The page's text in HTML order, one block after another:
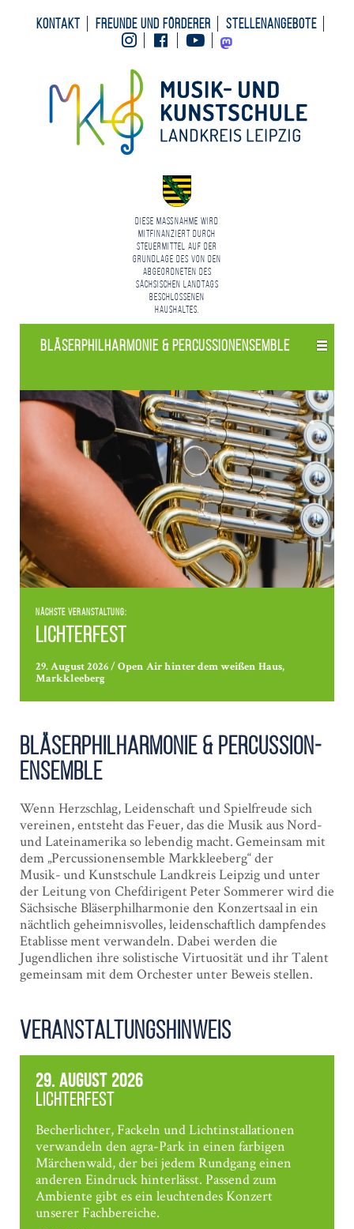
Kontakt Freunde und Förderer
Stellenangebote
InstagramFacebookYoutubeMastodon
Diese Maßnahme wird
mitfinanziert durch
Steuermittel auf der
Grundlage des von den
Abgeordneten des
Sächsischen Landtags
beschlossenen
Haushaltes.
Bläser­philharmonie & Percussion­ensemble
Nächste Veranstaltung:
Lichterfest
29. August 2026 / Open Air hinter dem weißen Haus,
Markkleeberg
Bläser­philharmonie & Percussion­
ensemble
Wenn Herzschlag, Leidenschaft und Spielfreude sich
vereinen, entsteht das Feuer, das die Musik aus Nord-
und Lateinamerika so lebendig macht. Gemeinsam mit
dem „Percussionensemble Markkleeberg“ der
Musik- und Kunstschule Landkreis Leipzig und unter
der Leitung von Chefdirigent Peter Sommerer wird die
Sächsische Bläserphilharmonie den Konzertsaal in ein
nächtlich geheimnisvolles, leidenschaftlich dampfendes
Etablisse ment verwandeln. Dabei werden die
Jugendlichen ihre solistische Virtuosität und ihr Talent
gemeinsam mit dem Orchester unter Beweis stellen.
Veranstaltungshinweis
29. August 2026
Lichterfest
Becherlichter, Fackeln und Lichtinstallationen
verwandeln den agra-Park in einen farbigen
Märchenwald, der bei jedem Rundgang einen
anderen Eindruck hinterlässt. Passend zum
Ambiente gibt es ein leuchtendes Konzert
unserer Fachbereiche.